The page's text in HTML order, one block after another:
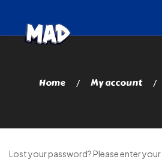
Home My account
Lost your password? Please enter